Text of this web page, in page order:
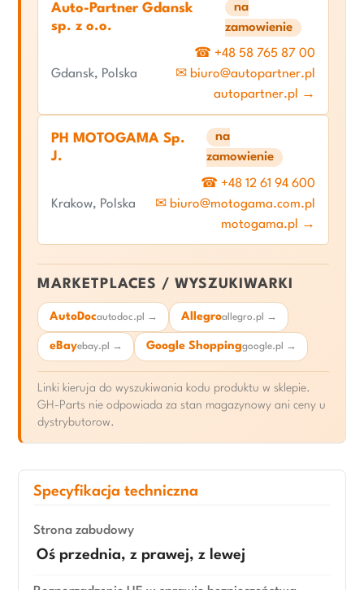
Auto-Partner Gdansk
sp. z o.o.
na
zamowienie
Gdansk, Polska
☎ +48 58 765 87 00
✉ biuro@autopartner.pl
autopartner.pl →
PH MOTOGAMA Sp.
J.
na
zamowienie
Krakow, Polska
☎ +48 12 61 94 600
✉ biuro@motogama.com.pl
motogama.pl →
MARKETPLACES / WYSZUKIWARKI
AutoDocautodoc.pl → Allegroallegro.pl →
eBayebay.pl → Google Shoppinggoogle.pl →
Linki kieruja do wyszukiwania kodu produktu w sklepie.
GH-Parts nie odpowiada za stan magazynowy ani ceny u
dystrybutorow.
Specyfikacja techniczna
Strona zabudowy
Oś przednia, z prawej, z lewej